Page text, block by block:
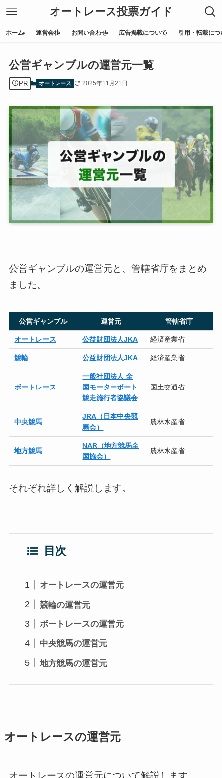
オートレース投票ガイド
ホーム 運営会社 お問い合わせ 広告掲載について 引用・転載につ
公営ギャンブルの運営元一覧
PR オートレース 2025年11月21日
公営ギャンブルの運営元と、管轄省庁をまとめ
ました。
公営ギャンブル 運営元 管轄省庁
オートレース 公益財団法人JKA 経済産業省
競輪 公益財団法人JKA 経済産業省
ボートレース
一般社団法人 全
国モーターボート
競走施行者協議会
国土交通省
中央競馬
JRA（日本中央競
馬会）
農林水産省
地方競馬
NAR（地方競馬全
国協会）
農林水産省
それぞれ詳しく解説します。
目次
オートレースの運営元
競輪の運営元
ボートレースの運営元
中央競馬の運営元
地方競馬の運営元
オートレースの運営元
オートレースの運営元について解説します。